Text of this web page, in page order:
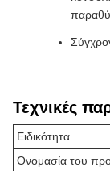
Τεχνικές
Ειδικότητα
Ονομασία του